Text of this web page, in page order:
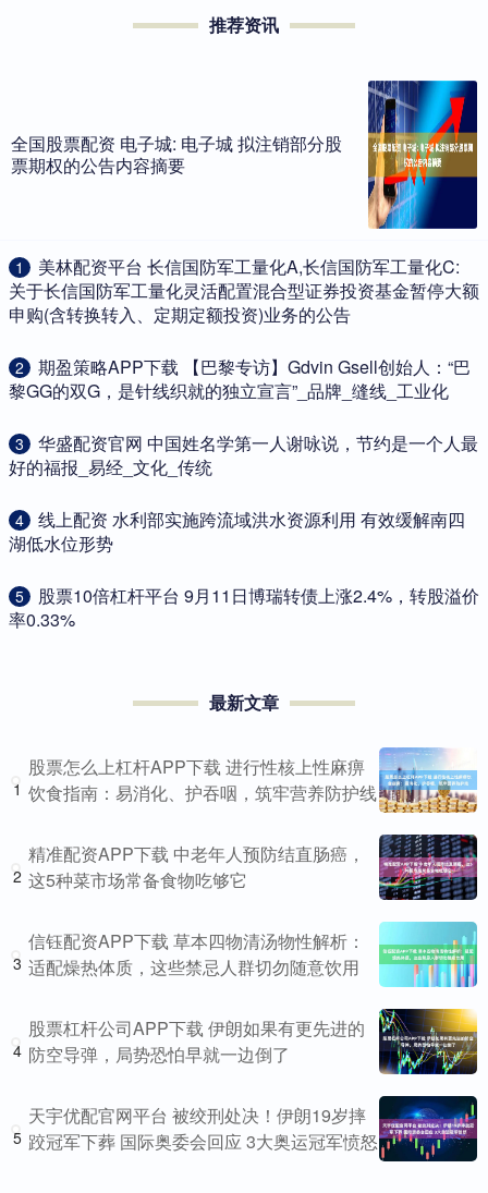
推荐资讯
全国股票配资 电子城: 电子城 拟注销部分股
票期权的公告内容摘要
1
​美林配资平台 长信国防军工量化A,长信国防军工量化C:
关于长信国防军工量化灵活配置混合型证券投资基金暂停大额
申购(含转换转入、定期定额投资)业务的公告
2
​期盈策略APP下载 【巴黎专访】Gdvin Gsell创始人：“巴
黎GG的双G，是针线织就的独立宣言”_品牌_缝线_工业化
3
​华盛配资官网 中国姓名学第一人谢咏说，节约是一个人最
好的福报_易经_文化_传统
4
​线上配资 水利部实施跨流域洪水资源利用 有效缓解南四
湖低水位形势
5
​股票10倍杠杆平台 9月11日博瑞转债上涨2.4%，转股溢价
率0.33%
最新文章
1
股票怎么上杠杆APP下载 进行性核上性麻痹
饮食指南：易消化、护吞咽，筑牢营养防护线
2
精准配资APP下载 中老年人预防结直肠癌，
这5种菜市场常备食物吃够它
3
信钰配资APP下载 草本四物清汤物性解析：
适配燥热体质，这些禁忌人群切勿随意饮用
4
股票杠杆公司APP下载 伊朗如果有更先进的
防空导弹，局势恐怕早就一边倒了
5
天宇优配官网平台 被绞刑处决！伊朗19岁摔
跤冠军下葬 国际奥委会回应 3大奥运冠军愤怒